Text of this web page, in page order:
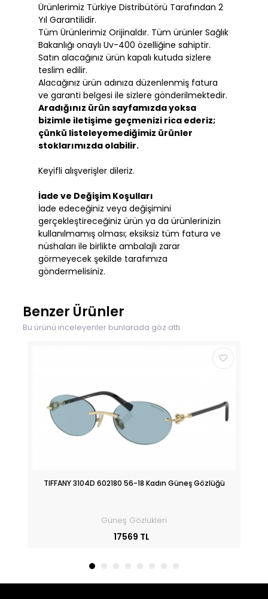
Ürünlerimiz Türkiye Distribütörü Tarafından 2
Yıl Garantilidir.
Tüm Ürünlerimiz Orijinaldır. Tüm ürünler Sağlık
Bakanlığı onaylı Uv-400 özelliğine sahiptir.
Satın alacağınız ürün kapalı kutuda sizlere
teslim edilir.
Alacağınız ürün adınıza düzenlenmiş fatura
ve garanti belgesi ile sizlere gönderilmektedir.
Aradığınız ürün sayfamızda yoksa
bizimle iletişime geçmenizi rica ederiz;
çünkü listeleyemediğimiz ürünler
stoklarımızda olabilir.
Keyifli alışverişler dileriz.
İade ve Değişim Koşulları
İade edeceğiniz veya değişimini
gerçekleştireceğiniz ürün ya da ürünlerinizin
kullanılmamış olması; eksiksiz tüm fatura ve
nüshaları ile birlikte ambalajlı zarar
görmeyecek şekilde tarafımıza
göndermelisiniz.
Benzer Ürünler
Bu ürünü inceleyenler bunlarada göz attı.
TIFFANY 3104D 602180 56-18 Kadın Güneş Gözlüğü
Güneş Gözlükleri
17569 TL